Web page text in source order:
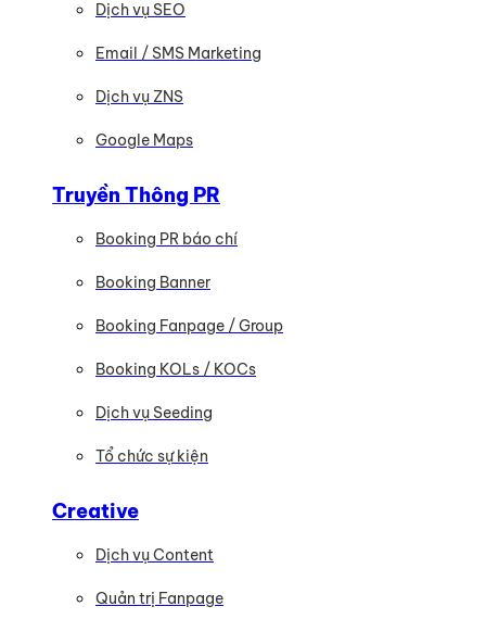
Dịch vụ SEO
Email / SMS Marketing
Dịch vụ ZNS
Google Maps
Truyền Thông PR
Booking PR báo chí
Booking Banner
Booking Fanpage / Group
Booking KOLs / KOCs
Dịch vụ Seeding
Tổ chức sự kiện
Creative
Dịch vụ Content
Quản trị Fanpage